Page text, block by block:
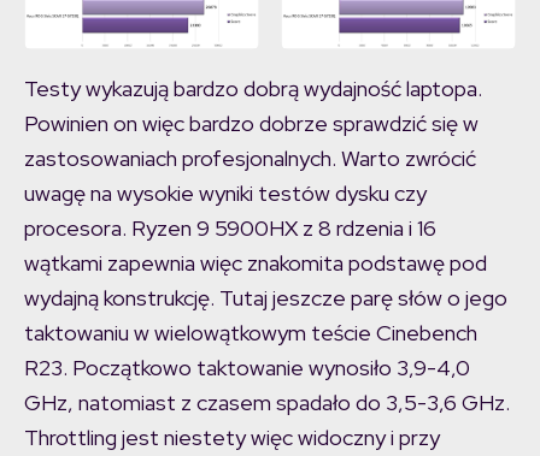
Testy wykazują bardzo dobrą wydajność laptopa.
Powinien on więc bardzo dobrze sprawdzić się w
zastosowaniach profesjonalnych. Warto zwrócić
uwagę na wysokie wyniki testów dysku czy
procesora. Ryzen 9 5900HX z 8 rdzenia i 16
wątkami zapewnia więc znakomita podstawę pod
wydajną konstrukcję. Tutaj jeszcze parę słów o jego
taktowaniu w wielowątkowym teście Cinebench
R23. Początkowo taktowanie wynosiło 3,9-4,0
GHz, natomiast z czasem spadało do 3,5-3,6 GHz.
Throttling jest niestety więc widoczny i przy